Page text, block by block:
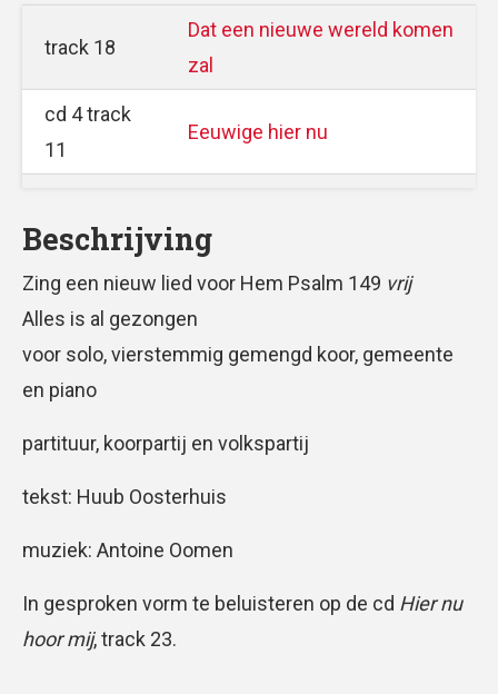
track 18
Dat een nieuwe wereld komen
zal
cd 4 track
11
Eeuwige hier nu
Beschrijving
Zing een nieuw lied voor Hem Psalm 149 vrij
Alles is al gezongen
voor solo, vierstemmig gemengd koor, gemeente
en piano
partituur, koorpartij en volkspartij
tekst: Huub Oosterhuis
muziek: Antoine Oomen
In gesproken vorm te beluisteren op de cd Hier nu
hoor mij, track 23.